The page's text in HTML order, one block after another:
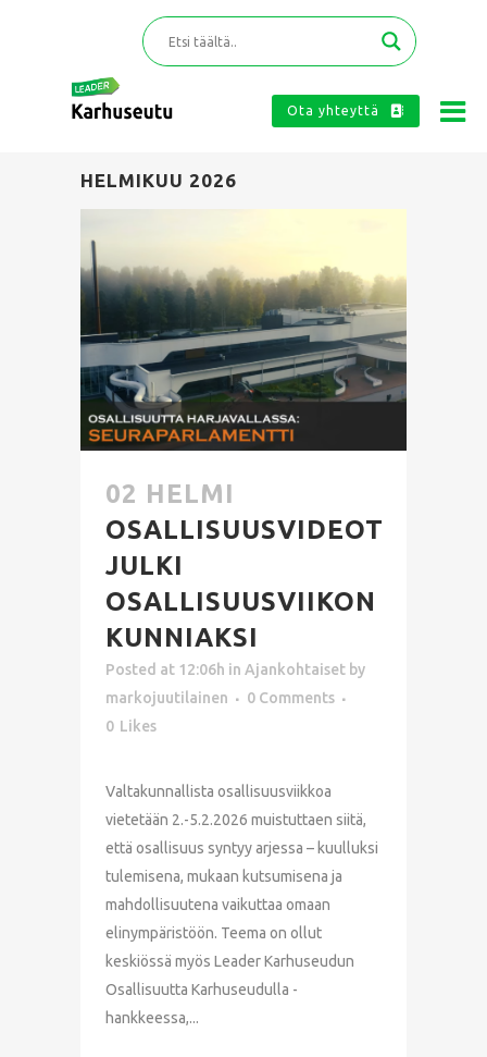
Ota yhteyttä
HELMIKUU 2026
02 HELMI
OSALLISUUSVIDEOT
JULKI
OSALLISUUSVIIKON
KUNNIAKSI
Posted at 12:06h in Ajankohtaiset by
markojuutilainen
0 Comments
0 Likes
Valtakunnallista osallisuusviikkoa
vietetään 2.-5.2.2026 muistuttaen siitä,
että osallisuus syntyy arjessa – kuulluksi
tulemisena, mukaan kutsumisena ja
mahdollisuutena vaikuttaa omaan
elinympäristöön. Teema on ollut
keskiössä myös Leader Karhuseudun
Osallisuutta Karhuseudulla -
hankkeessa,...